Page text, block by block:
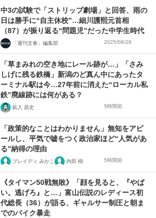
中3の試験で「ストリップ劇場」と回答、雨の
日は勝手に“自主休校”…細川護熙元首相
（87）が振り返る“問題児”だった中学生時代
「週刊文春」編集部 2025/08/28
「草まみれの空き地にレール跡が…」「さみ
しげに残る鉄橋」新潟のど真ん中にあったタ
ーミナル駅は今…27年前に消えた“ローカル私
鉄”廃線跡には何がある？
鼠入 昌史 5時間前
「政策的なことはわかりません」無知をアピ
ールし、平気で嘘をつく政治家ほど“人気があ
る”納得の理由
ブレイディ みかこ 内田 樹 5時間前
《タイマン50戦無敗》「顔を見ると、『やば
い。逃げろ』と…」富山伝説のレディース初
代総長（36）が語る、ギャルサー制圧と朝ま
でのバイク暴走